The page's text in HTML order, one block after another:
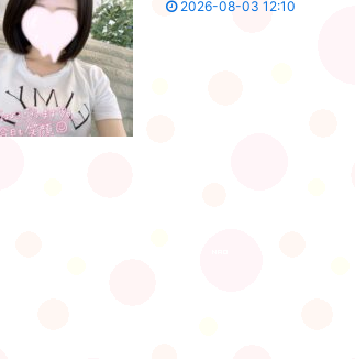
2026-08-03 12:10